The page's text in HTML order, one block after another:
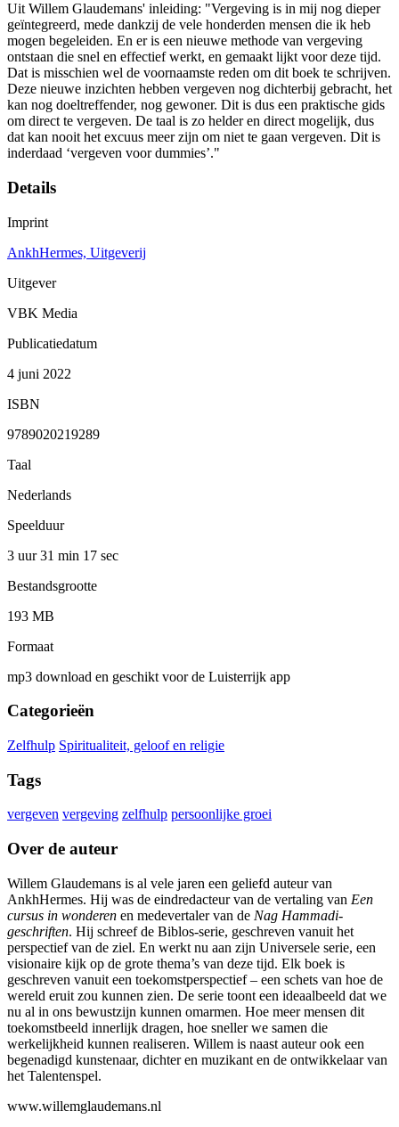
Uit Willem Glaudemans' inleiding: "Vergeving is in mij nog dieper
geïntegreerd, mede dankzij de vele honderden mensen die ik heb
mogen begeleiden. En er is een nieuwe methode van vergeving
ontstaan die snel en effectief werkt, en gemaakt lijkt voor deze tijd.
Dat is misschien wel de voornaamste reden om dit boek te schrijven.
Deze nieuwe inzichten hebben vergeven nog dichterbij gebracht, het
kan nog doeltreffender, nog gewoner. Dit is dus een praktische gids
om direct te vergeven. De taal is zo helder en direct mogelijk, dus
dat kan nooit het excuus meer zijn om niet te gaan vergeven. Dit is
inderdaad ‘vergeven voor dummies’."
Details
Imprint
AnkhHermes, Uitgeverij
Uitgever
VBK Media
Publicatiedatum
4 juni 2022
ISBN
9789020219289
Taal
Nederlands
Speelduur
3 uur 31 min 17 sec
Bestandsgrootte
193 MB
Formaat
mp3 download en geschikt voor de Luisterrijk app
Categorieën
Zelfhulp Spiritualiteit, geloof en religie
Tags
vergeven vergeving zelfhulp persoonlijke groei
Over de auteur
Willem Glaudemans is al vele jaren een geliefd auteur van
AnkhHermes. Hij was de eindredacteur van de vertaling van Een
cursus in wonderen en medevertaler van de Nag Hammadi-
geschriften. Hij schreef de Biblos-serie, geschreven vanuit het
perspectief van de ziel. En werkt nu aan zijn Universele serie, een
visionaire kijk op de grote thema’s van deze tijd. Elk boek is
geschreven vanuit een toekomstperspectief – een schets van hoe de
wereld eruit zou kunnen zien. De serie toont een ideaalbeeld dat we
nu al in ons bewustzijn kunnen omarmen. Hoe meer mensen dit
toekomstbeeld innerlijk dragen, hoe sneller we samen die
werkelijkheid kunnen realiseren. Willem is naast auteur ook een
begenadigd kunstenaar, dichter en muzikant en de ontwikkelaar van
het Talentenspel.
www.willemglaudemans.nl